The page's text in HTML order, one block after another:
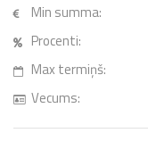
Min summa:
Procenti:
Max termiņš:
Vecums: